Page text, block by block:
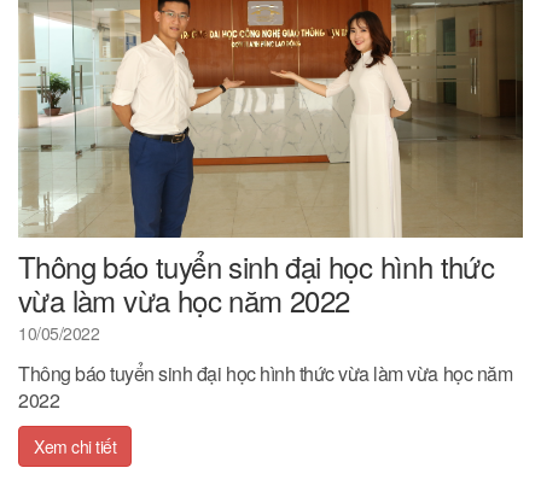
Thông báo tuyển sinh đại học hình thức
vừa làm vừa học năm 2022
10/05/2022
Thông báo tuyển sinh đại học hình thức vừa làm vừa học năm
2022
Xem chi tiết